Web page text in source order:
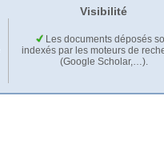
Visibilité
Les documents déposés
indexés par les moteurs de
(Google Scholar,…).